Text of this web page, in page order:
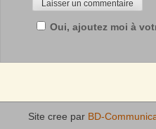
Oui, ajoutez moi à
Site cree par BD-